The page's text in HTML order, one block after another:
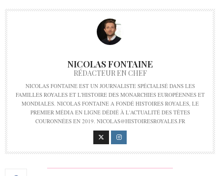
NICOLAS FONTAINE
RÉDACTEUR EN CHEF
NICOLAS FONTAINE EST UN JOURNALISTE SPÉCIALISÉ DANS LES
FAMILLES ROYALES ET L'HISTOIRE DES MONARCHIES EUROPÉENNES ET
MONDIALES. NICOLAS FONTAINE A FONDÉ HISTOIRES ROYALES, LE
PREMIER MÉDIA EN LIGNE DÉDIÉ À L'ACTUALITÉ DES TÊTES
COURONNÉES EN 2019. NICOLAS@HISTOIRESROYALES.FR